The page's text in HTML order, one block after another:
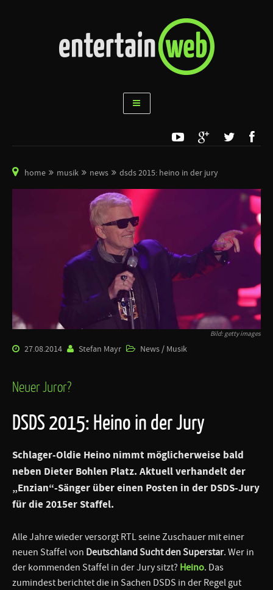
home musik news dsds 2015: heino in der jury
Bild: getty images
27.08.2014 Stefan Mayr News / Musik
Neuer Juror?
DSDS 2015: Heino in der Jury
Schlager-Oldie Heino nimmt möglicherweise bald
neben Dieter Bohlen Platz. Aktuell verhandelt der
„Enzian“-Sänger über einen Posten in der DSDS-Jury
für die 2015er Staffel.
Alle Jahre wieder versorgt RTL seine Zuschauer mit einer
neuen Staffel von Deutschland Sucht den Superstar. Wer in
der kommenden Staffel in der Jury sitzt? Heino. Das
zumindest berichtet die in Sachen DSDS in der Regel gut